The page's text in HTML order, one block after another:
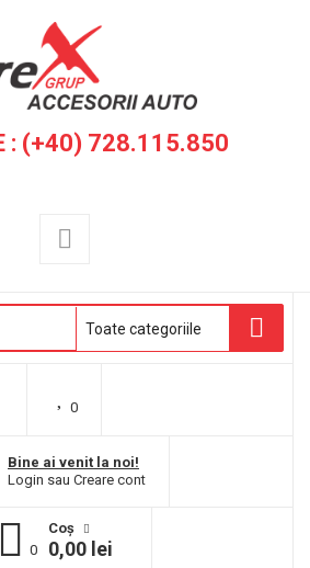
: (+40) 728.115.850
0
Bine ai venit la noi!
Login sau Creare cont
Coş
0
0,00 lei